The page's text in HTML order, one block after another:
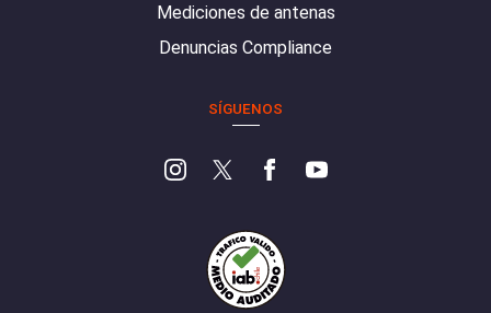
Mediciones de antenas
Denuncias Compliance
SÍGUENOS